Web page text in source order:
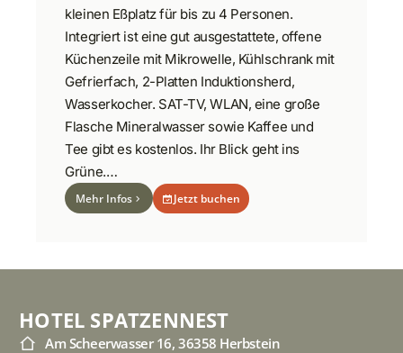
kleinen Eßplatz für bis zu 4 Personen.
Integriert ist eine gut ausgestattete, offene
Küchenzeile mit Mikrowelle, Kühlschrank mit
Gefrierfach, 2-Platten Induktionsherd,
Wasserkocher. SAT-TV, WLAN, eine große
Flasche Mineralwasser sowie Kaffee und
Tee gibt es kostenlos. Ihr Blick geht ins
Grüne.…
Mehr Infos Jetzt buchen
HOTEL SPATZENNEST
Am Scheerwasser 16, 36358 Herbstein